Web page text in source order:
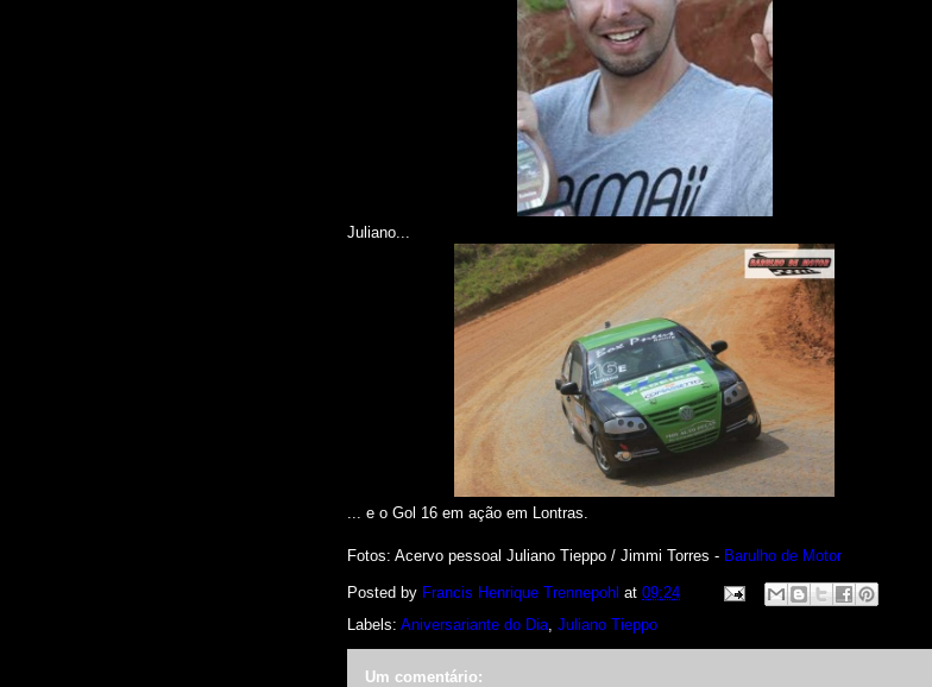
Juliano...
... e o Gol 16 em ação em Lontras.
Fotos: Acervo pessoal Juliano Tieppo / Jimmi Torres - Barulho de Motor
Posted by Francis Henrique Trennepohl at 09:24
Labels: Aniversariante do Dia, Juliano Tieppo
Um comentário: